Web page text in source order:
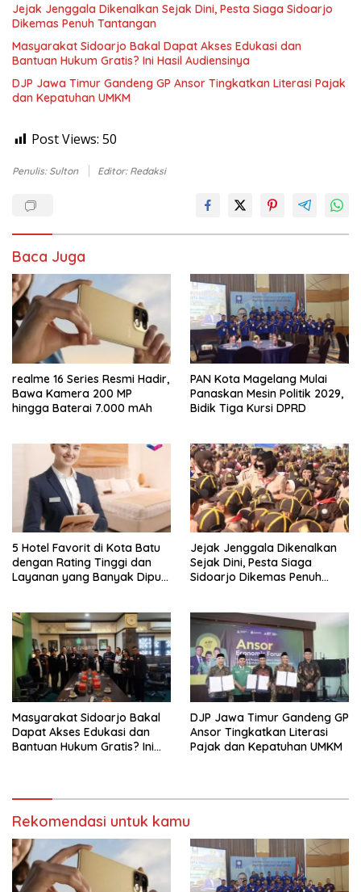
Jejak Jenggala Dikenalkan Sejak Dini, Pesta Siaga Sidoarjo
Dikemas Penuh Tantangan
Masyarakat Sidoarjo Bakal Dapat Akses Edukasi dan
Bantuan Hukum Gratis? Ini Hasil Audiensinya
DJP Jawa Timur Gandeng GP Ansor Tingkatkan Literasi Pajak
dan Kepatuhan UMKM
Post Views: 50
Penulis: Sulton Editor: Redaksi
Baca Juga
realme 16 Series Resmi Hadir,
Bawa Kamera 200 MP
hingga Baterai 7.000 mAh
PAN Kota Magelang Mulai
Panaskan Mesin Politik 2029,
Bidik Tiga Kursi DPRD
5 Hotel Favorit di Kota Batu
dengan Rating Tinggi dan
Layanan yang Banyak Dipuji
Jejak Jenggala Dikenalkan
Sejak Dini, Pesta Siaga
Sidoarjo Dikemas Penuh
Masyarakat Sidoarjo Bakal
Dapat Akses Edukasi dan
Bantuan Hukum Gratis? Ini
DJP Jawa Timur Gandeng GP
Ansor Tingkatkan Literasi
Pajak dan Kepatuhan UMKM
Rekomendasi untuk kamu